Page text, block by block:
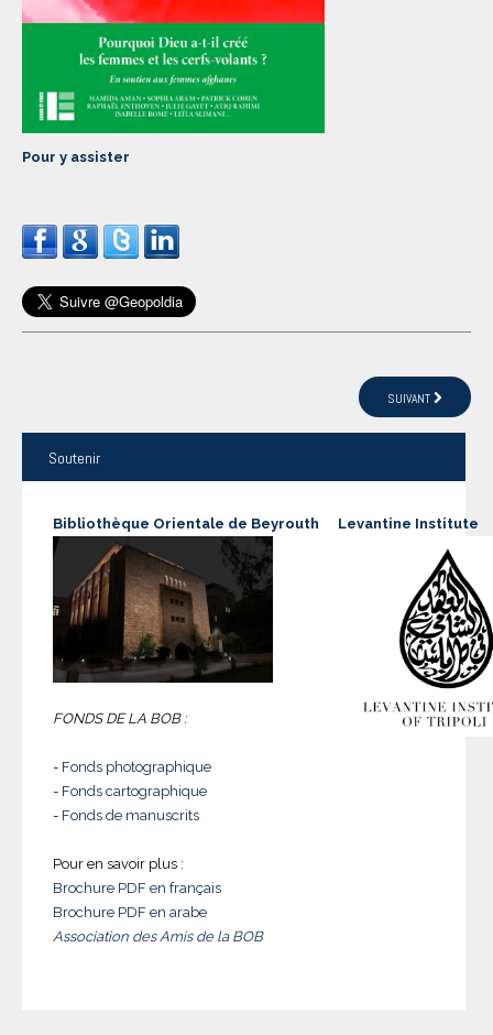
Pour y assister
SUIVANT
Soutenir
Bibliothèque Orientale de Beyrouth
FONDS DE LA BOB :
- Fonds photographique
- Fonds cartographique
- Fonds de manuscrits
Pour en savoir plus :
Brochure PDF en français
Brochure PDF en arabe
Association des Amis de la BOB
Levantine Institute